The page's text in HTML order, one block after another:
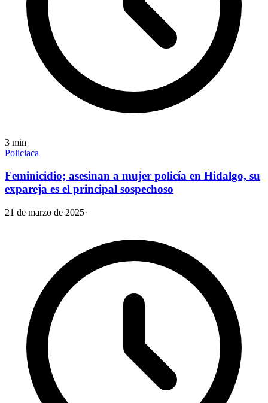
3 min
Policiaca
Feminicidio; asesinan a mujer policía en Hidalgo, su
expareja es el principal sospechoso
21 de marzo de 2025·